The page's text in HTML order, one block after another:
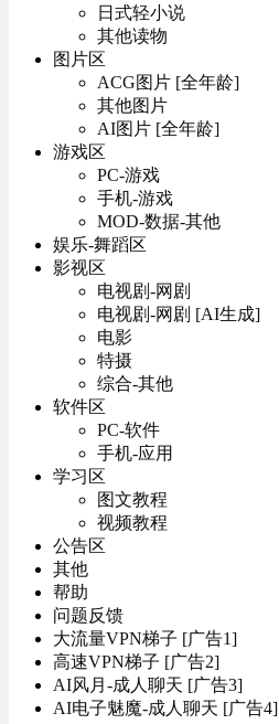
日式轻小说
其他读物
图片区
ACG图片 [全年龄]
其他图片
AI图片 [全年龄]
游戏区
PC-游戏
手机-游戏
MOD-数据-其他
娱乐-舞蹈区
影视区
电视剧-网剧
电视剧-网剧 [AI生成]
电影
特摄
综合-其他
软件区
PC-软件
手机-应用
学习区
图文教程
视频教程
公告区
其他
帮助
问题反馈
大流量VPN梯子 [广告1]
高速VPN梯子 [广告2]
AI风月-成人聊天 [广告3]
AI电子魅魔-成人聊天 [广告4]